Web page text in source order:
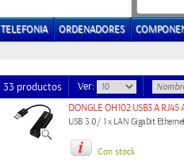
TELEFONIA ORDENADORES
33 productos Ver:
DONGLE OH102 USB3.A RJ45
USB 3.0/ 1 x LAN Gigabit
Con stock